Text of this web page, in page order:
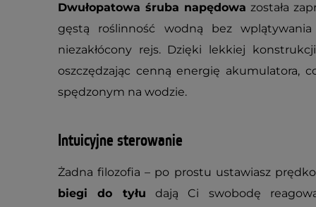
Dwułopatowa śruba napędowa została
gęstą roślinność wodną bez
niezakłócony rejs. Dzięki lekkiej
oszczędzając cenną energię akumulatora,
spędzonym na wodzie.
Intuicyjne sterowanie
Żadna filozofia – po prostu ustawiasz
biegi do tyłu dają Ci swobodę